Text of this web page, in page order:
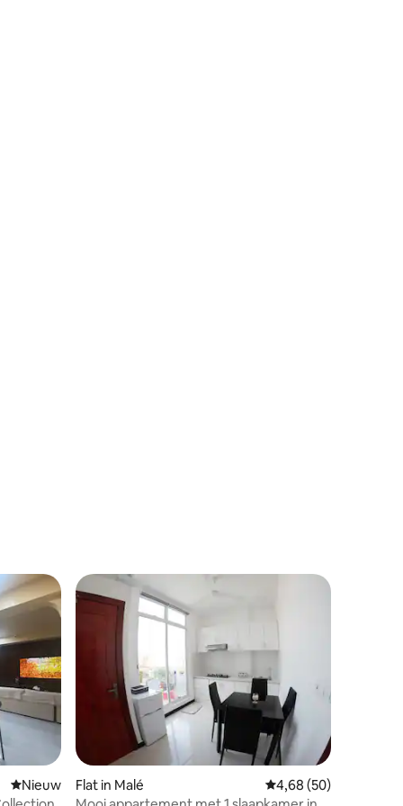
Nieuwe accommodatie
Nieuw
Flat in Malé Gemiddelde
4,68 (50)